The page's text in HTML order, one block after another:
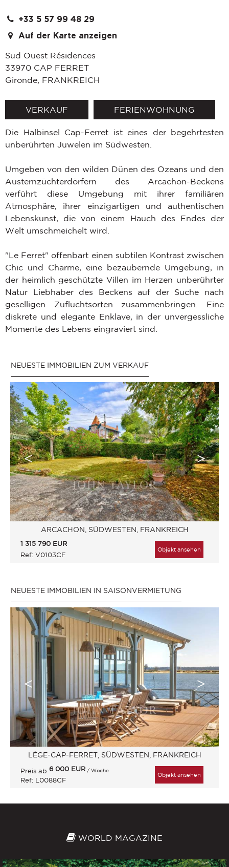
+33 5 57 99 48 29
Auf der Karte anzeigen
Sud Ouest Résidences
33970 CAP FERRET
Gironde, FRANKREICH
VERKAUF FERIENWOHNUNG
Die Halbinsel Cap-Ferret ist eines der begehrtesten
unberührten Juwelen im Südwesten.
Umgeben von den wilden Dünen des Ozeans und den
Austernzüchterdörfern des Arcachon-Beckens
verführt diese Umgebung mit ihrer familiären
Atmosphäre, ihrer einzigartigen und authentischen
Lebenskunst, die von einem Hauch des Endes der
Welt umschmeichelt wird.
"Le Ferret" offenbart einen subtilen Kontrast zwischen
Chic und Charme, eine bezaubernde Umgebung, in
der heimlich geschützte Villen im Herzen unberührter
Natur Liebhaber des Beckens auf der Suche nach
geselligen Zufluchtsorten zusammenbringen. Eine
diskrete und elegante Enklave, in der unvergessliche
Momente des Lebens eingraviert sind.
NEUESTE IMMOBILIEN ZUM VERKAUF
ARCACHON, SÜDWESTEN, FRANKREICH
1 315 790 EUR
Ref: V0103CF
Objekt ansehen
NEUESTE IMMOBILIEN IN SAISONVERMIETUNG
LÈGE-CAP-FERRET, SÜDWESTEN, FRANKREICH
Preis ab 6 000 EUR / Woche
Ref: L0088CF
Objekt ansehen
WORLD MAGAZINE